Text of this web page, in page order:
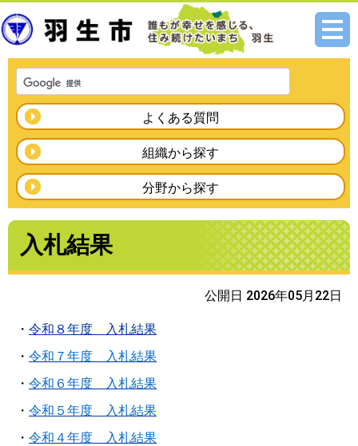
メニ
よくある質問
組織から探す
分野から探す
入札結果
公開日 2026年05月22日
・ 令和８年度 入札結果
・ 令和７年度 入札結果
・ 令和６年度 入札結果
・ 令和５年度 入札結果
・ 令和４年度 入札結果